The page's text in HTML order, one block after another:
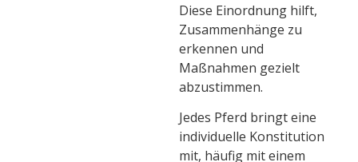
Diese Einordnung hilft,
Zusammenhänge zu
erkennen und
Maßnahmen gezielt
abzustimmen.
Jedes Pferd bringt eine
individuelle Konstitution
mit, häufig mit einem